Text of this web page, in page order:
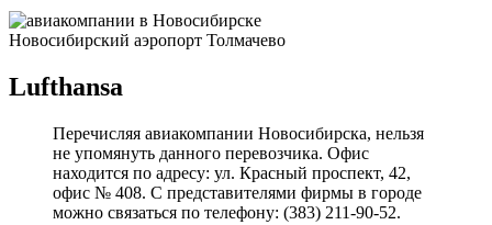
Новосибирский аэропорт Толмачево
Lufthansa
Перечисляя авиакомпании Новосибирска, нельзя
не упомянуть данного перевозчика. Офис
находится по адресу: ул. Красный проспект, 42,
офис № 408. С представителями фирмы в городе
можно связаться по телефону: (383) 211-90-52.